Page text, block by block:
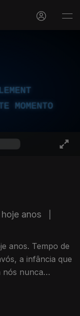
MOMENTO
anos
anos. Tempo de
a infância que
nós nunca